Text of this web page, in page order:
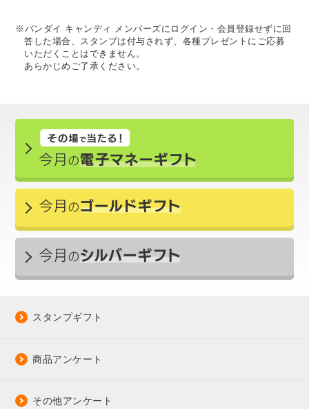
※バンダイ キャンディ メンバーズにログイン・会員登録せずに回
答した場合、スタンプは付与されず、各種プレゼントにご応募
いただくことはできません。
あらかじめご了承ください。
スタンプギフト
商品アンケート
その他アンケート